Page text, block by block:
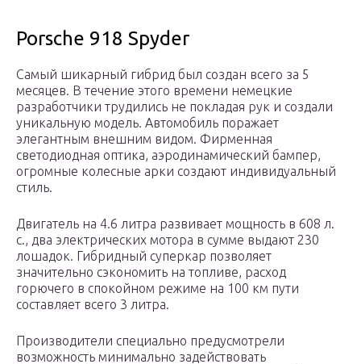
Porsche 918 Spyder
Самый шикарный гибрид был создан всего за 5
месяцев. В течение этого времени немецкие
разработчики трудились не покладая рук и создали
уникальную модель. Автомобиль поражает
элегантным внешним видом. Фирменная
светодиодная оптика, аэродинамический бампер,
огромные колесные арки создают индивидуальный
стиль.
Двигатель на 4.6 литра развивает мощность в 608 л.
с., два электрических мотора в сумме выдают 230
лошадок. Гибридный суперкар позволяет
значительно сэкономить на топливе, расход
горючего в спокойном режиме на 100 км пути
составляет всего 3 литра.
Производители специально предусмотрели
возможность минимально задействовать